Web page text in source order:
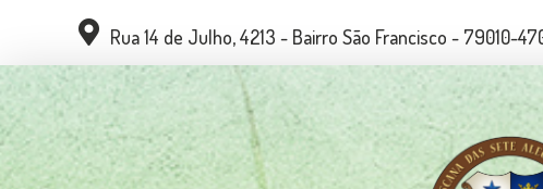
Rua 14 de Julho, 4213 - Bairro São Francisco - 79010-